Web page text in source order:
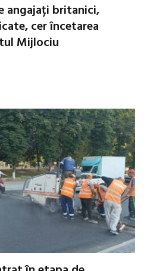
angajați britanici,
cer încetarea
Mijlociu